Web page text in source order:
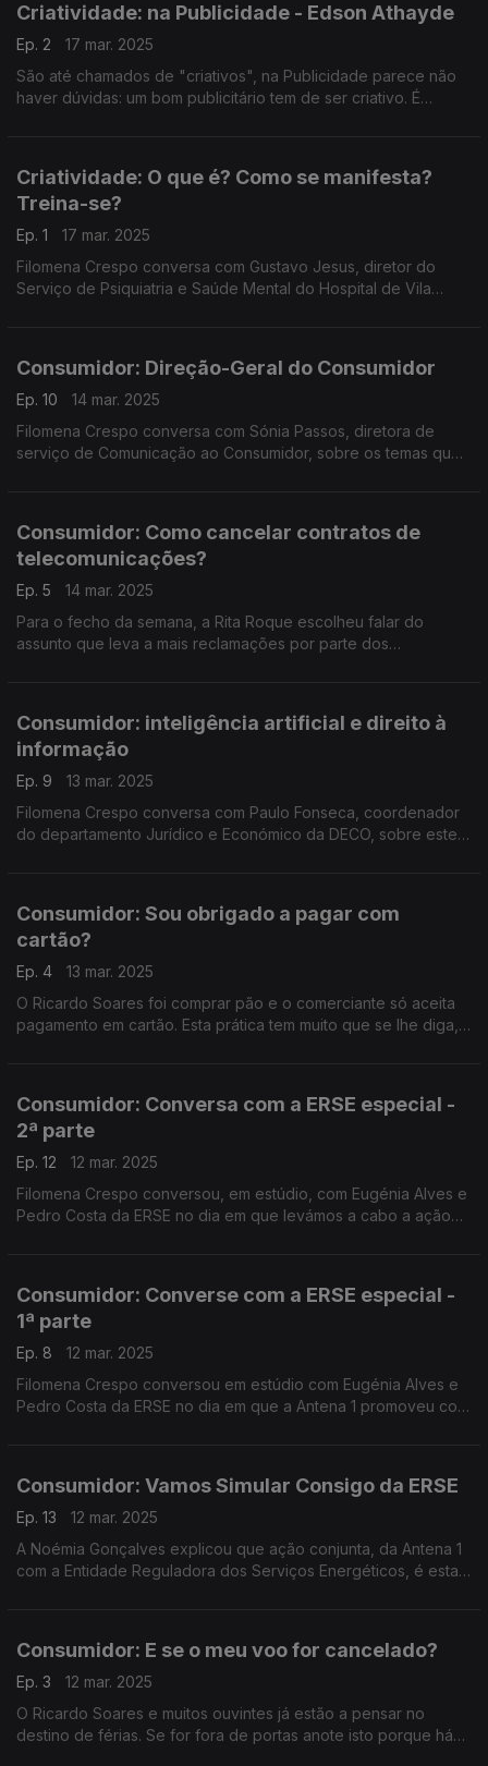
Criatividade: na Publicidade - Edson Athayde
Ep. 2
17 mar. 2025
São até chamados de "criativos", na Publicidade parece não
haver dúvidas: um bom publicitário tem de ser criativo. É
Criatividade: O que é? Como se manifesta?
Treina-se?
Ep. 1
17 mar. 2025
Filomena Crespo conversa com Gustavo Jesus, diretor do
Serviço de Psiquiatria e Saúde Mental do Hospital de Vila
Consumidor: Direção-Geral do Consumidor
Ep. 10
14 mar. 2025
Filomena Crespo conversa com Sónia Passos, diretora de
serviço de Comunicação ao Consumidor, sobre os temas que
Consumidor: Como cancelar contratos de
telecomunicações?
Ep. 5
14 mar. 2025
Para o fecho da semana, a Rita Roque escolheu falar do
assunto que leva a mais reclamações por parte dos
Consumidor: inteligência artificial e direito à
informação
Ep. 9
13 mar. 2025
Filomena Crespo conversa com Paulo Fonseca, coordenador
do departamento Jurídico e Económico da DECO, sobre este
Consumidor: Sou obrigado a pagar com
cartão?
Ep. 4
13 mar. 2025
O Ricardo Soares foi comprar pão e o comerciante só aceita
pagamento em cartão. Esta prática tem muito que se lhe diga,
Consumidor: Conversa com a ERSE especial -
2ª parte
Ep. 12
12 mar. 2025
Filomena Crespo conversou, em estúdio, com Eugénia Alves e
Pedro Costa da ERSE no dia em que levámos a cabo a ação
Consumidor: Converse com a ERSE especial -
1ª parte
Ep. 8
12 mar. 2025
Filomena Crespo conversou em estúdio com Eugénia Alves e
Pedro Costa da ERSE no dia em que a Antena 1 promoveu com
Consumidor: Vamos Simular Consigo da ERSE
Ep. 13
12 mar. 2025
A Noémia Gonçalves explicou que ação conjunta, da Antena 1
com a Entidade Reguladora dos Serviços Energéticos, é esta.
Consumidor: E se o meu voo for cancelado?
Ep. 3
12 mar. 2025
O Ricardo Soares e muitos ouvintes já estão a pensar no
destino de férias. Se for fora de portas anote isto porque há